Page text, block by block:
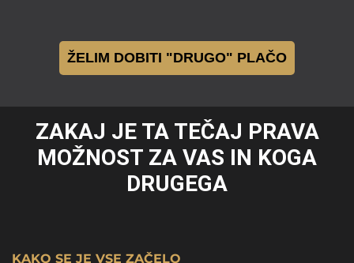
ŽELIM DOBITI "DRUGO" PLAČO
ZAKAJ JE TA TEČAJ PRAVA
MOŽNOST ZA VAS IN KOGA
DRUGEGA
KAKO SE JE VSE ZAČELO